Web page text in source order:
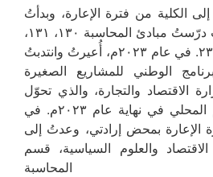
عدتُ إلى الكلية من فترة الإعارة، وبدأتُ
العمل في سبتمبر، حيثُ درّستُ مبادئ المحاسبة ١٣٠، ١٣١،
والمحاسبة المتوسطة ٢٣٠. في عام ٢٠٢٣م، أُعيرتُ وانتدبتُ
الوطني للمشاريع الصغيرة
الاقتصاد والتجارة، والذي تحوّل
تبعيته إلى وزارة الحكم المحلي في نهاية عام ٢٠٢٣م. في
فترة الإعارة بمحض إرادتي، وعدتُ إلى
والعلوم السياسية، قسم
المحاسبة